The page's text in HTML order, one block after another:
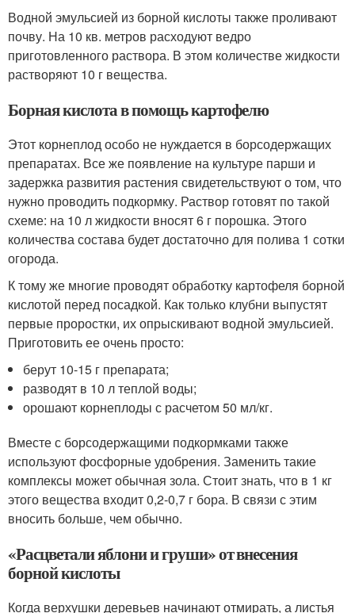
Водной эмульсией из борной кислоты также проливают
почву. На 10 кв. метров расходуют ведро
приготовленного раствора. В этом количестве жидкости
растворяют 10 г вещества.
Борная кислота в помощь картофелю
Этот корнеплод особо не нуждается в борсодержащих
препаратах. Все же появление на культуре парши и
задержка развития растения свидетельствуют о том, что
нужно проводить подкормку. Раствор готовят по такой
схеме: на 10 л жидкости вносят 6 г порошка. Этого
количества состава будет достаточно для полива 1 сотки
огорода.
К тому же многие проводят обработку картофеля борной
кислотой перед посадкой. Как только клубни выпустят
первые проростки, их опрыскивают водной эмульсией.
Приготовить ее очень просто:
берут 10-15 г препарата;
разводят в 10 л теплой воды;
орошают корнеплоды с расчетом 50 мл/кг.
Вместе с борсодержащими подкормками также
используют фосфорные удобрения. Заменить такие
комплексы может обычная зола. Стоит знать, что в 1 кг
этого вещества входит 0,2-0,7 г бора. В связи с этим
вносить больше, чем обычно.
«Расцветали яблони и груши» от внесения
борной кислоты
Когда верхушки деревьев начинают отмирать, а листья